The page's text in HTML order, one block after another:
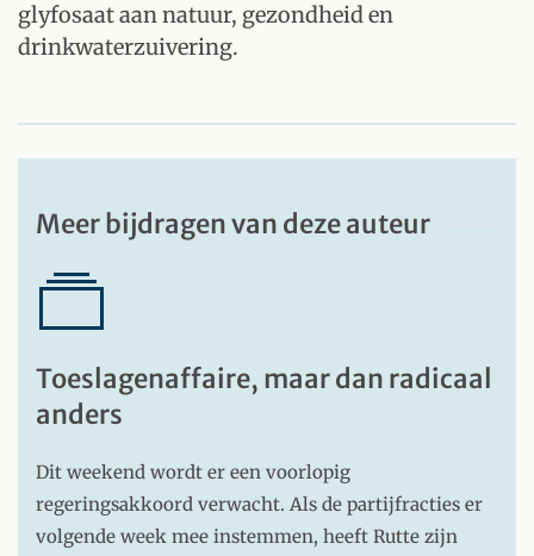
glyfosaat aan natuur, gezondheid en
drinkwaterzuivering.
Meer bijdragen van deze auteur
Toeslagenaffaire, maar dan radicaal
anders
Dit weekend wordt er een voorlopig
regeringsakkoord verwacht. Als de partijfracties er
volgende week mee instemmen, heeft Rutte zijn